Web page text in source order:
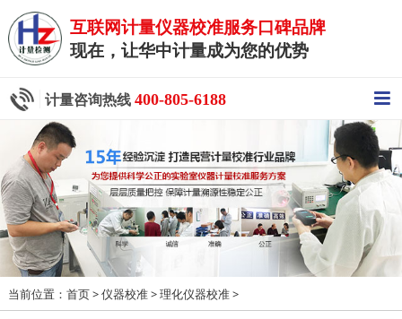
互联网计量仪器校准服务口碑品牌
现在，让华中计量成为您的优势
计量咨询热线 400-805-6188
当前位置： 首页> 仪器校准> 理化仪器校准>